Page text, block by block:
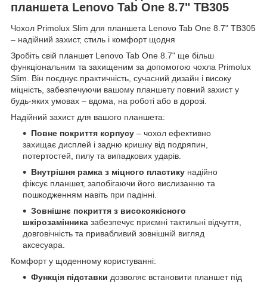
планшета Lenovo Tab One 8.7" TB305
Чохол Primolux Slim для планшета Lenovo Tab One 8.7" TB305
– надійний захист, стиль і комфорт щодня
Зробіть свій планшет Lenovo Tab One 8.7" ще більш
функціональним та захищеним за допомогою чохла Primolux
Slim. Він поєднує практичність, сучасний дизайн і високу
міцність, забезпечуючи вашому планшету повний захист у
будь-яких умовах – вдома, на роботі або в дорозі.
Надійний захист для вашого планшета:
Повне покриття корпусу – чохол ефективно
захищає дисплей і задню кришку від подряпин,
потертостей, пилу та випадкових ударів.
Внутрішня рамка з міцного пластику надійно
фіксує планшет, запобігаючи його вислизанню та
пошкодженням навіть при падінні.
Зовнішнє покриття з високоякісного
шкірозамінника забезпечує приємні тактильні відчуття,
довговічність та привабливий зовнішній вигляд
аксесуара.
Комфорт у щоденному користуванні:
Функція підставки дозволяє встановити планшет під